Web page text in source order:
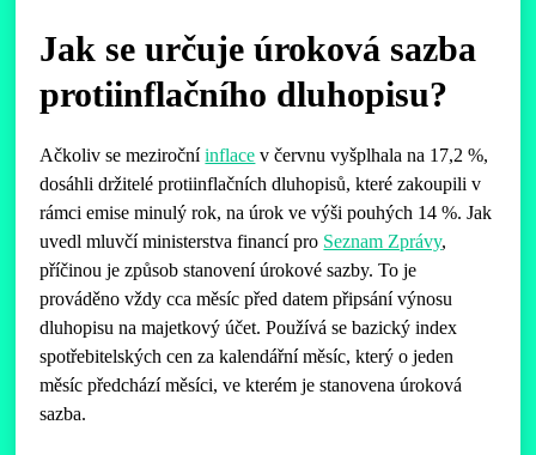
Jak se určuje úroková sazba
protiinflačního dluhopisu?
Ačkoliv se meziročníinflace v červnu vyšplhala na 17,2 %,
dosáhli držitelé protiinflačních dluhopisů, které zakoupili v
rámci emise minulý rok, na úrok ve výši pouhých 14 %. Jak
uvedl mluvčí ministerstva financí pro Seznam Zprávy,
příčinou je způsob stanovení úrokové sazby. To je
prováděno vždy cca měsíc před datem připsání výnosu
dluhopisu na majetkový účet. Používá se bazický index
spotřebitelských cen za kalendářní měsíc, který o jeden
měsíc předchází měsíci, ve kterém je stanovena úroková
sazba.